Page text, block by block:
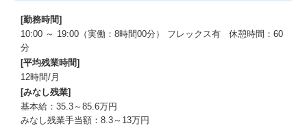
[勤務時間]
10:00 ～ 19:00（実働：8時間00分） フレックス有 休憩時間：60
分
[平均残業時間]
12時間/月
[みなし残業]
基本給：35.3～85.6万円
みなし残業手当額：8.3～13万円